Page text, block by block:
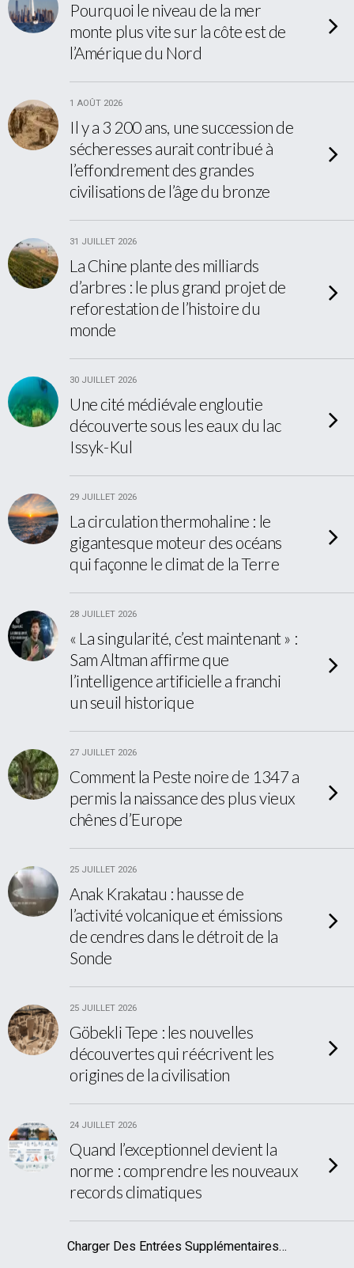
Pourquoi le niveau de la mer
monte plus vite sur la côte est de
l’Amérique du Nord
1 AOÛT 2026
Il y a 3 200 ans, une succession de
sécheresses aurait contribué à
l’effondrement des grandes
civilisations de l’âge du bronze
31 JUILLET 2026
La Chine plante des milliards
d’arbres : le plus grand projet de
reforestation de l’histoire du
monde
30 JUILLET 2026
Une cité médiévale engloutie
découverte sous les eaux du lac
Issyk-Kul
29 JUILLET 2026
La circulation thermohaline : le
gigantesque moteur des océans
qui façonne le climat de la Terre
28 JUILLET 2026
« La singularité, c’est maintenant » :
Sam Altman affirme que
l’intelligence artificielle a franchi
un seuil historique
27 JUILLET 2026
Comment la Peste noire de 1347 a
permis la naissance des plus vieux
chênes d’Europe
25 JUILLET 2026
Anak Krakatau : hausse de
l’activité volcanique et émissions
de cendres dans le détroit de la
Sonde
25 JUILLET 2026
Göbekli Tepe : les nouvelles
découvertes qui réécrivent les
origines de la civilisation
24 JUILLET 2026
Quand l’exceptionnel devient la
norme : comprendre les nouveaux
records climatiques
Charger Des Entrées Supplémentaires…